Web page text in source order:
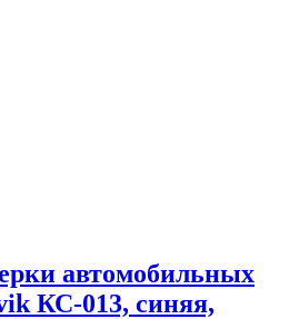
автомобильных
КС-013, синяя,